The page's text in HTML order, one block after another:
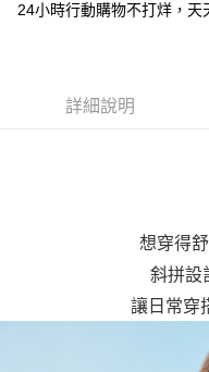
台灣樂天信用卡公司
AFTEE先享後付是「在收到商
１．於結帳方式選擇「AFTEE
結帳頁面，進行簡訊認證並確
２．訂單成立數日內，您將收
３．收到繳費通知簡訊後14天
ATM／網路銀行／等多元方式
※ 請注意：結帳手續完成當下
購買商品的店家。未經商家同
ATM付款
每筆NT$80，滿NT$1,000(
每筆NT$80，滿NT$1,000(
24小時行動購物不打烊，天
詳細說明
想穿得
斜拼設
讓日常穿